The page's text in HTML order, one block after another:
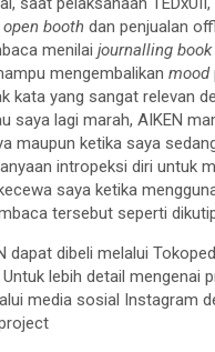
open booth dan penjualan
menilai journalling book
mengembalikan mood
kata yang sangat relevan
saya lagi marah, AIKEN
maupun ketika saya
intropeksi diri untuk
saya ketika
tersebut seperti
dapat dibeli melalui
lebih detail mengenai
media sosial Instagram